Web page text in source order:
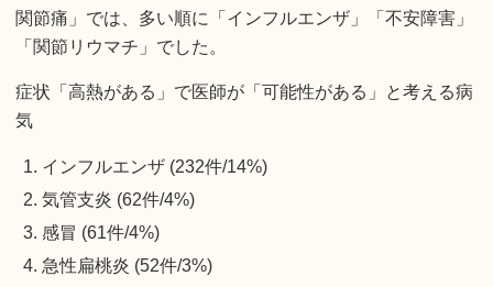
関節痛」では、多い順に「インフルエンザ」「不安障害」
「関節リウマチ」でした。
症状「高熱がある」で医師が「可能性がある」と考える病
気
インフルエンザ (232件/14%)
気管支炎 (62件/4%)
感冒 (61件/4%)
急性扁桃炎 (52件/3%)